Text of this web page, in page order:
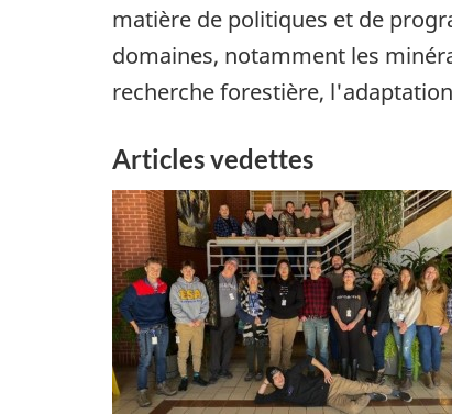
matière de politiques et de
domaines, notamment les
recherche forestière,
Articles vedettes